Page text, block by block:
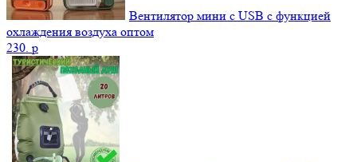
Вентилятор мини с USB с функцией
охлаждения воздуха оптом
230. p